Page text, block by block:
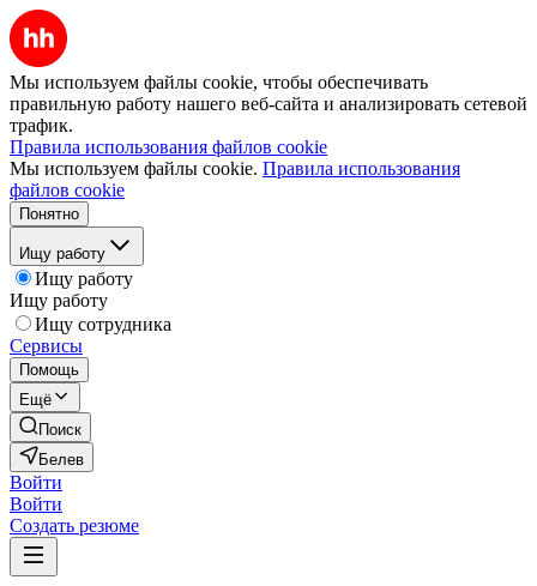
Мы используем файлы cookie, чтобы обеспечивать
правильную работу нашего веб-сайта и анализировать сетевой
трафик.
Правила использования файлов cookie
Мы используем файлы cookie. Правила использования
файлов cookie
Понятно
Ищу работу
Ищу работу
Ищу работу
Ищу сотрудника
Сервисы
Помощь
Ещё
Поиск
Белев
Войти
Войти
Создать резюме